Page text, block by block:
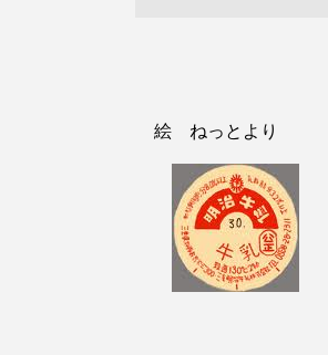
絵 ねっとより